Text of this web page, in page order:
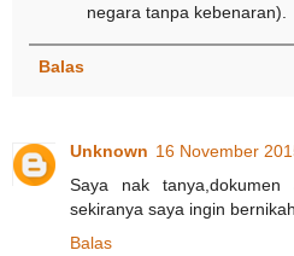
negara tanpa kebenaran).
Balas
Unknown 16 November
Saya nak
sekiranya saya ingin
Balas